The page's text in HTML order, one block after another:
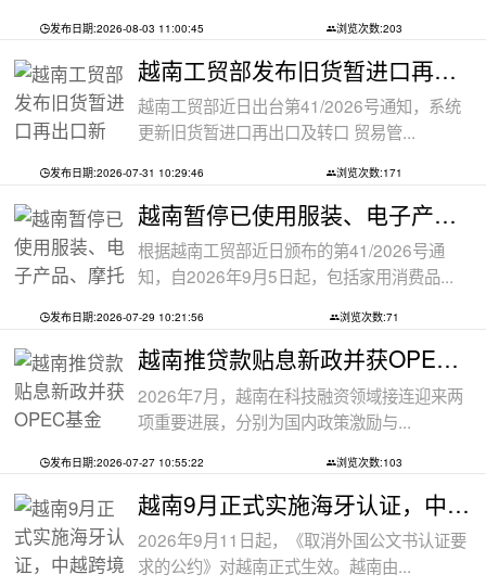
发布日期:2026-08-03 11:00:45 浏览次数:203
越南工贸部发布旧货暂进口再出口新规：
越南工贸部近日出台第41/2026号通知，系统
更新旧货暂进口再出口及转口 贸易管...
发布日期:2026-07-31 10:29:46 浏览次数:171
越南暂停已使用服装、电子产品、摩托车
根据越南工贸部近日颁布的第41/2026号通
知，自2026年9月5日起，包括家用消费品...
发布日期:2026-07-29 10:21:56 浏览次数:71
越南推贷款贴息新政并获OPEC基金5000万美
2026年7月，越南在科技融资领域接连迎来两
项重要进展，分别为国内政策激励与...
发布日期:2026-07-27 10:55:22 浏览次数:103
越南9月正式实施海牙认证，中越跨境文件
2026年9月11日起，《取消外国公文书认证要
求的公约》对越南正式生效。越南由...